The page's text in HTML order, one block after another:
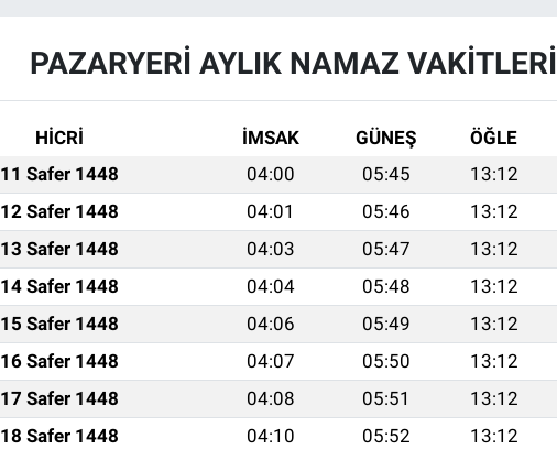
PAZARYERİ AYLIK NAMAZ VAKITLERI
HİCRİ İMSAK GÜNEŞ ÖĞLE
11 Safer 1448 04:00 05:45 13:12
12 Safer 1448 04:01 05:46 13:12
13 Safer 1448 04:03 05:47 13:12
14 Safer 1448 04:04 05:48 13:12
15 Safer 1448 04:06 05:49 13:12
16 Safer 1448 04:07 05:50 13:12
17 Safer 1448 04:08 05:51 13:12
18 Safer 1448 04:10 05:52 13:12